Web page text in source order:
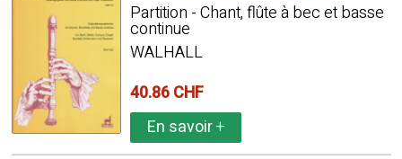
Partition - Chant, flûte à bec et basse
continue
WALHALL
40.86 CHF
En savoir+